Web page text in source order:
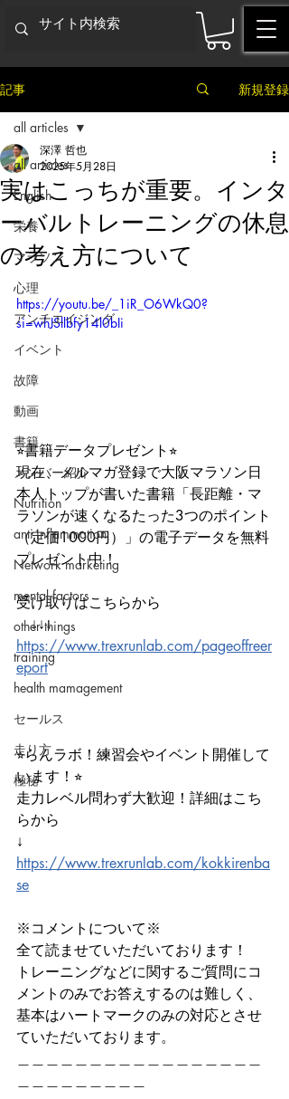
記事 新規登録
all articles
English
栄養
マラソン
心理
アンチエイジング
イベント
故障
動画
書籍
メンバー紹介
Nutrition
anti-inflammation
Network marketing
mental factors
other things
training
health mamagement
セールス
走り方
極秘
all articles
実はこっちが重要。インタ
ーバルトレーニングの休息
の考え方について
深澤 哲也
2025年5月28日
https://youtu.be/_1iR_O6WkQ0?
si=whJSllbfy14l0bIi
⭐︎書籍データプレゼント⭐︎
現在、メルマガ登録で大阪マラソン日
本人トップが書いた書籍「長距離・マ
ラソンが速くなるたった3つのポイント
（定価1000円）」の電子データを無料
プレゼント中！
受け取りはこちらから
↓↓↓
https://www.trexrunlab.com/pageoffreer
eport
⭐︎らんラボ！練習会やイベント開催して
います！⭐︎
走力レベル問わず大歓迎！詳細はこち
らから
↓
https://www.trexrunlab.com/kokkirenba
se
※コメントについて※
全て読ませていただいております！
トレーニングなどに関するご質問にコ
メントのみでお答えするのは難しく、
基本はハートマークのみの対応とさせ
ていただいております。